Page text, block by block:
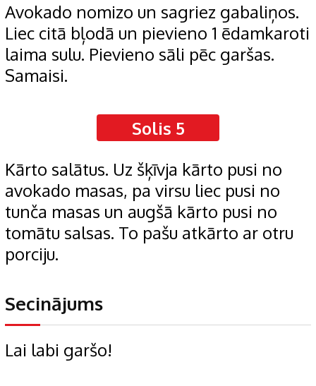
Avokado nomizo un sagriez gabaliņos.
Liec citā bļodā un pievieno 1 ēdamkaroti
laima sulu. Pievieno sāli pēc garšas.
Samaisi.
Solis 5
Kārto salātus. Uz šķīvja kārto pusi no
avokado masas, pa virsu liec pusi no
tunča masas un augšā kārto pusi no
tomātu salsas. To pašu atkārto ar otru
porciju.
Secinājums
Lai labi garšo!